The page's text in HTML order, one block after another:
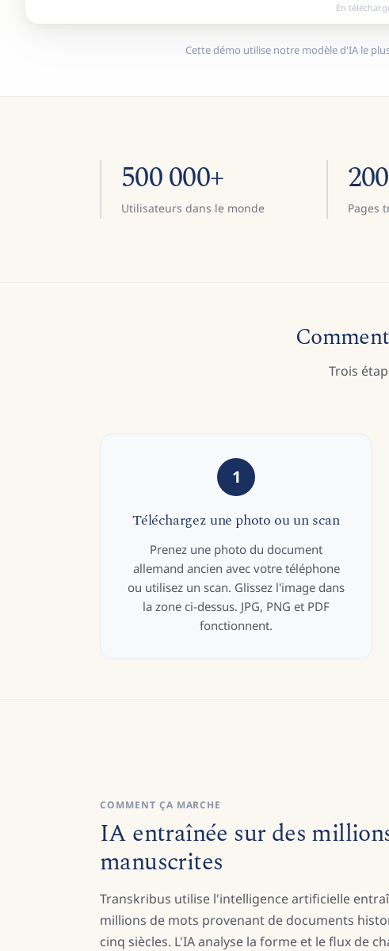
En
Cette démo utilise notre modèle d'IA le
500 000+
Utilisateurs dans le monde Pages
Trois
1
Téléchargez une photo ou un scan
Prenez une photo du document
allemand ancien avec votre téléphone
ou utilisez un scan. Glissez l'image dans
la zone ci-dessus. JPG, PNG et PDF
fonctionnent.
COMMENT ÇA MARCHE
IA entraînée sur des
manuscrites
Transkribus utilise l'intelligence artificielle
millions de mots provenant de documents
cinq siècles. L'IA analyse la forme et le flux de